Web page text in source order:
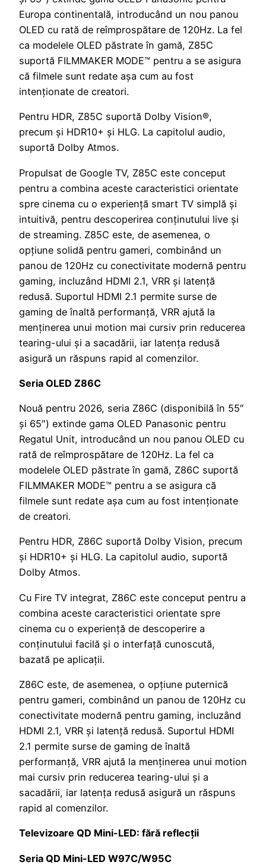
Europa continentală, introducând un nou panou
OLED cu rată de reîmprospătare de 120Hz. La fel
ca modelele OLED păstrate în gamă, Z85C
suportă FILMMAKER MODE™ pentru a se asigura
că filmele sunt redate așa cum au fost
intenționate de creatori.
Pentru HDR, Z85C suportă Dolby Vision®,
precum și HDR10+ și HLG. La capitolul audio,
suportă Dolby Atmos.
Propulsat de Google TV, Z85C este conceput
pentru a combina aceste caracteristici orientate
spre cinema cu o experiență smart TV simplă și
intuitivă, pentru descoperirea conținutului live și
de streaming. Z85C este, de asemenea, o
opțiune solidă pentru gameri, combinând un
panou de 120Hz cu conectivitate modernă pentru
gaming, incluzând HDMI 2.1, VRR și latență
redusă. Suportul HDMI 2.1 permite surse de
gaming de înaltă performanță, VRR ajută la
menținerea unui motion mai cursiv prin reducerea
tearing-ului și a sacadării, iar latența redusă
asigură un răspuns rapid al comenzilor.
Seria OLED Z86C
Nouă pentru 2026, seria Z86C (disponibilă în 55″
și 65″) extinde gama OLED Panasonic pentru
Regatul Unit, introducând un nou panou OLED cu
rată de reîmprospătare de 120Hz. La fel ca
modelele OLED păstrate în gamă, Z86C suportă
FILMMAKER MODE™ pentru a se asigura că
filmele sunt redate așa cum au fost intenționate
de creatori.
Pentru HDR, Z86C suportă Dolby Vision, precum
și HDR10+ și HLG. La capitolul audio, suportă
Dolby Atmos.
Cu Fire TV integrat, Z86C este conceput pentru a
combina aceste caracteristici orientate spre
cinema cu o experiență de descoperire a
conținutului facilă și o interfață cunoscută,
bazată pe aplicații.
Z86C este, de asemenea, o opțiune puternică
pentru gameri, combinând un panou de 120Hz cu
conectivitate modernă pentru gaming, incluzând
HDMI 2.1, VRR și latență redusă. Suportul HDMI
2.1 permite surse de gaming de înaltă
performanță, VRR ajută la menținerea unui motion
mai cursiv prin reducerea tearing-ului și a
sacadării, iar latența redusă asigură un răspuns
rapid al comenzilor.
Televizoare QD Mini-LED: fără reflecții
Seria QD Mini-LED W97C/W95C